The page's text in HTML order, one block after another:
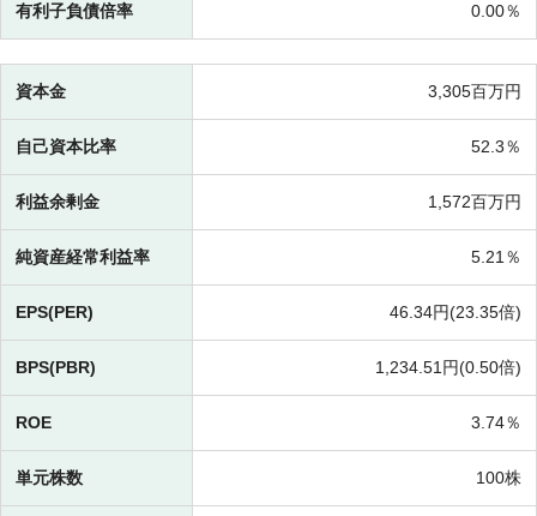
有利子負債倍率 0.00％
資本金 3,305百万円
自己資本比率 52.3％
利益余剰金 1,572百万円
純資産経常利益率 5.21％
EPS(PER) 46.34円(23.35倍)
BPS(PBR) 1,234.51円(0.50倍)
ROE 3.74％
単元株数 100株